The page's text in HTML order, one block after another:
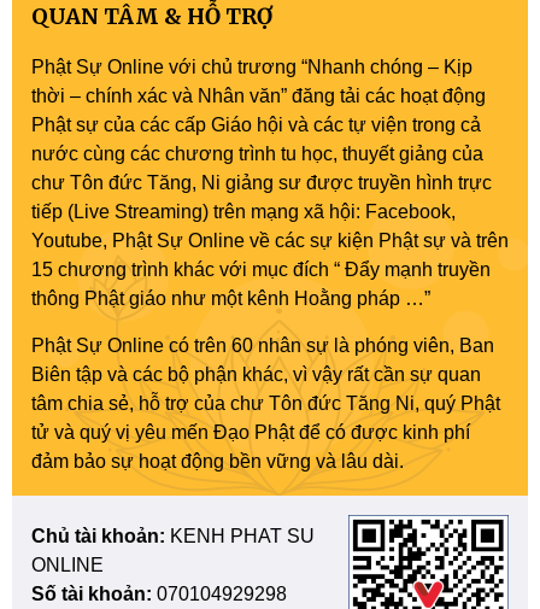
QUAN TÂM & HỖ TRỢ
Phật Sự Online với chủ trương “Nhanh chóng – Kịp
thời – chính xác và Nhân văn” đăng tải các hoạt động
Phật sự của các cấp Giáo hội và các tự viện trong cả
nước cùng các chương trình tu học, thuyết giảng của
chư Tôn đức Tăng, Ni giảng sư được truyền hình trực
tiếp (Live Streaming) trên mạng xã hội: Facebook,
Youtube, Phật Sự Online về các sự kiện Phật sự và trên
15 chương trình khác với mục đích “ Đẩy mạnh truyền
thông Phật giáo như một kênh Hoằng pháp …”
Phật Sự Online có trên 60 nhân sự là phóng viên, Ban
Biên tập và các bộ phận khác, vì vậy rất cần sự quan
tâm chia sẻ, hỗ trợ của chư Tôn đức Tăng Ni, quý Phật
tử và quý vị yêu mến Đạo Phật để có được kinh phí
đảm bảo sự hoạt động bền vững và lâu dài.
Chủ tài khoản: KENH PHAT SU
ONLINE
Số tài khoản: 070104929298